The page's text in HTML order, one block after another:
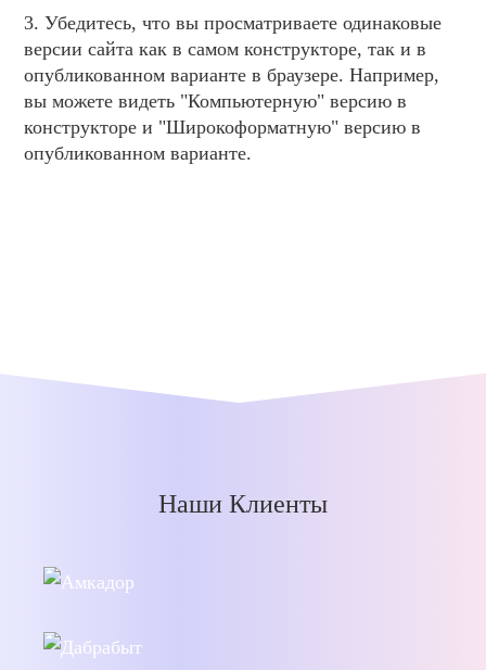
3. Убедитесь, что вы просматриваете одинаковые
версии сайта как в самом конструкторе, так и в
опубликованном варианте в браузере. Например,
вы можете видеть "Компьютерную" версию в
конструкторе и "Широкоформатную" версию в
опубликованном варианте.
Наши Клиенты